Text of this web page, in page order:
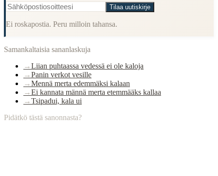
Tilaa uutiskirje
Ei roskapostia. Peru milloin tahansa.
Samankaltaisia sananlaskuja
→Liian puhtaassa vedessä ei ole kaloja
→Panin verkot vesille
→Mennä merta edemmäksi kalaan
→Ei kannata männä merta etemmääks kallaa
→Tsipadui, kala ui
Pidätkö tästä sanonnasta?